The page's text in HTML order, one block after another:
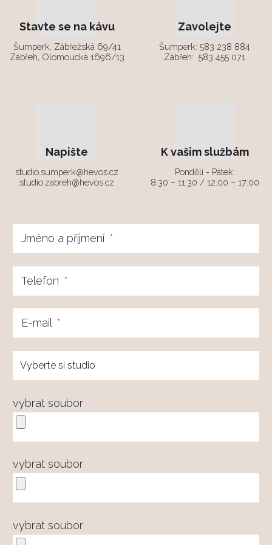
Stavte se na kávu
Šumperk, Zábřežská 69/41
Zábřeh, Olomoucká 1696/13
Zavolejte
Šumperk: 583 238 884
Zábřeh: 583 455 071
Napište
studio.sumperk@hevos.cz
studio.zabreh@hevos.cz
K vašim službám
Pondělí - Pátek:
8:30 – 11:30 / 12:00 – 17:00
Jméno a příjmení *
Telefon *
E-mail *
vybrat soubor
vybrat soubor
vybrat soubor